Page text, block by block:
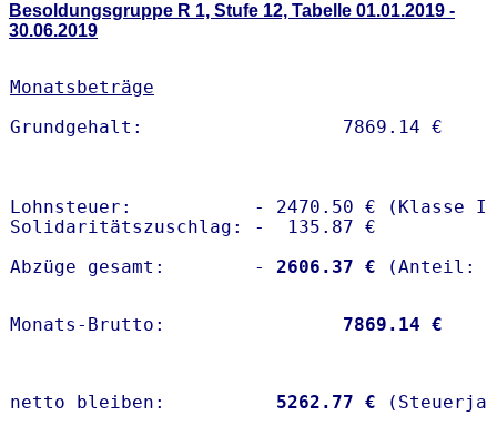
Besoldungsgruppe R 1, Stufe 12, Tabelle 01.01.2019 -
30.06.2019
Monatsbeträge
Lohnsteuer:           - 2470.50 € (Klasse I)
Solidaritätszuschlag: -  135.87 €
Abzüge gesamt:        -
2606.37 €
Monats-Brutto: 7869.14 €
netto bleiben: 5262.77 €